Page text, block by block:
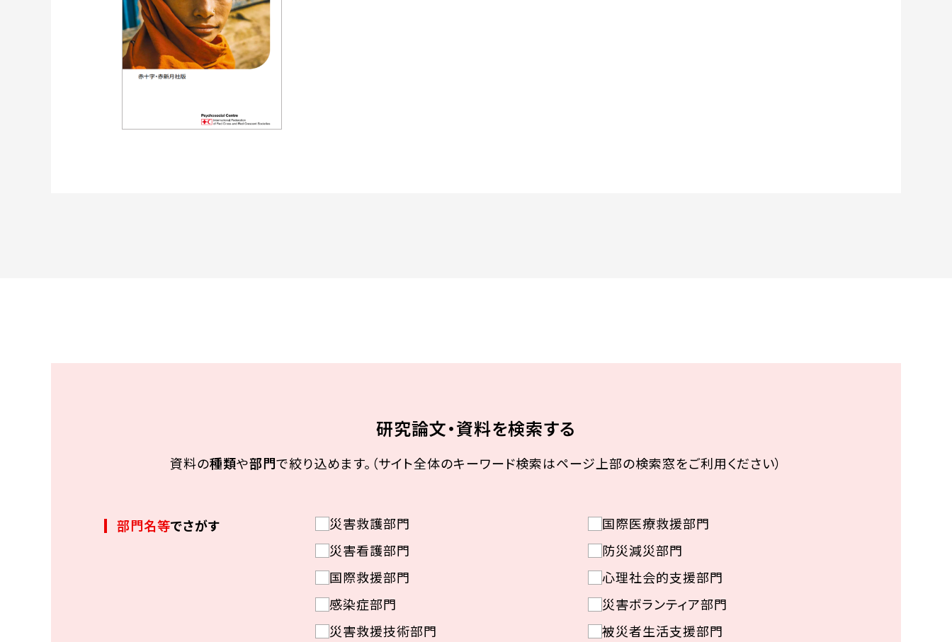
研究論文・資料を検索する
資料の種類や部門で絞り込めます。（サイト全体のキーワード検索はページ上部の検索窓をご利用ください）
部門名等でさがす 災害救護部門
国際医療救援部門
災害看護部門
防災減災部門
国際救援部門
心理社会的支援部門
感染症部門
災害ボランティア部門
災害救援技術部門
被災者生活支援部門